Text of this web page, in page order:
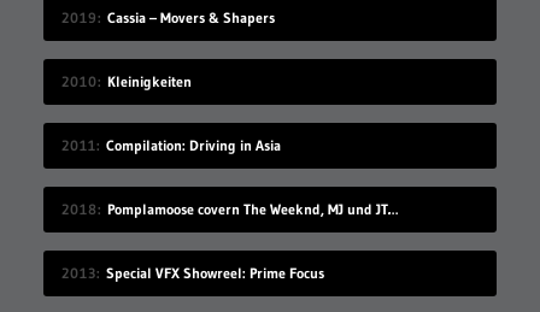
2019 Cassia – Movers & Shapers
2010 Kleinigkeiten
2011 Compilation: Driving in Asia
2018 Pomplamoose covern The Weeknd, MJ und JT in sehr schönem Mashup
2013 Special VFX Showreel: Prime Focus